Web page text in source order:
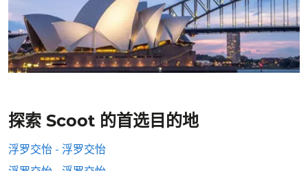
探索 Scoot 的首选目的地
浮罗交怡 - 浮罗交怡